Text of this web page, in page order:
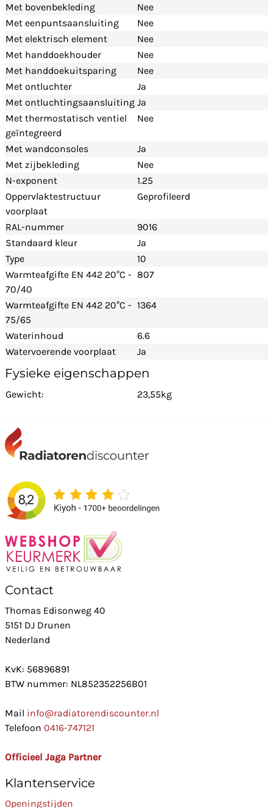
Met bovenbekleding
Nee
Met eenpuntsaansluiting
Nee
Met elektrisch element
Nee
Met handdoekhouder
Nee
Met handdoekuitsparing
Nee
Met ontluchter
Ja
Met ontluchtingsaansluiting Ja
Met thermostatisch ventiel
geïntegreerd
Nee
Met wandconsoles
Ja
Met zijbekleding
Nee
N-exponent
1.25
Oppervlaktestructuur
voorplaat
Geprofileerd
RAL-nummer
9016
Standaard kleur
Ja
Type
10
Warmteafgifte EN 442 20°C -
70/40
807
Warmteafgifte EN 442 20°C -
75/65
1364
Waterinhoud
6.6
Watervoerende voorplaat
Ja
Fysieke eigenschappen
Gewicht: 23,55kg
Contact
Thomas Edisonweg 40
5151 DJ Drunen
Nederland
KvK: 56896891
BTW nummer: NL852352256B01
Mail info@radiatorendiscounter.nl
Telefoon 0416-747121
Officieel Jaga Partner
Klantenservice
Openingstijden